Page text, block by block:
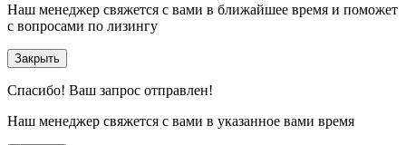
Наш менеджер свяжется с вами в ближайшее время и поможет
с вопросами по лизингу
Закрыть
Спасибо! Ваш запрос отправлен!
Наш менеджер свяжется с вами в указанное вами время